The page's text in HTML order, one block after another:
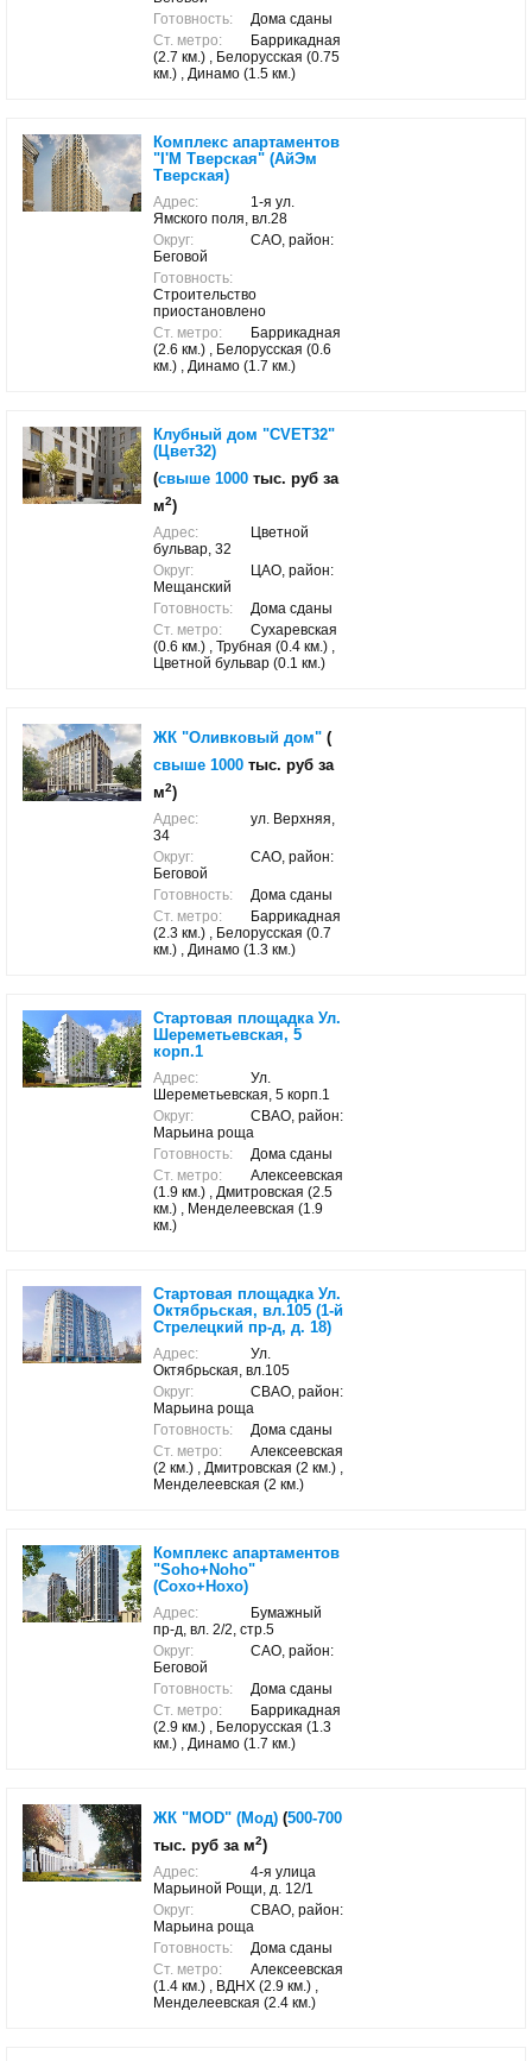
Готовность:
Дома сданы
Ст. метро:
Баррикадная
(2.7 км.) , Белорусская (0.75
км.) , Динамо (1.5 км.)
Комплекс апартаментов
"I'M Тверская" (АйЭм
Тверская)
Адрес:
1-я ул.
Ямского поля, вл.28
Округ:
САО, район:
Беговой
Готовность:
Строительство
приостановлено
Ст. метро:
Баррикадная
(2.6 км.) , Белорусская (0.6
км.) , Динамо (1.7 км.)
Клубный дом "CVET32"
(Цвет32)
(свыше 1000 тыс. руб за
м2)
Адрес:
Цветной
бульвар, 32
Округ:
ЦАО, район:
Мещанский
Готовность:
Дома сданы
Ст. метро:
Сухаревская
(0.6 км.) , Трубная (0.4 км.) ,
Цветной бульвар (0.1 км.)
ЖК "Оливковый дом" (
свыше 1000 тыс. руб за
м2)
Адрес:
ул. Верхняя,
34
Округ:
САО, район:
Беговой
Готовность:
Дома сданы
Ст. метро:
Баррикадная
(2.3 км.) , Белорусская (0.7
км.) , Динамо (1.3 км.)
Стартовая площадка Ул.
Шереметьевская, 5
корп.1
Адрес:
Ул.
Шереметьевская, 5 корп.1
Округ:
СВАО, район:
Марьина роща
Готовность:
Дома сданы
Ст. метро:
Алексеевская
(1.9 км.) , Дмитровская (2.5
км.) , Менделеевская (1.9
км.)
Стартовая площадка Ул.
Октябрьская, вл.105 (1-й
Стрелецкий пр-д, д. 18)
Адрес:
Ул.
Октябрьская, вл.105
Округ:
СВАО, район:
Марьина роща
Готовность:
Дома сданы
Ст. метро:
Алексеевская
(2 км.) , Дмитровская (2 км.) ,
Менделеевская (2 км.)
Комплекс апартаментов
"Soho+Noho"
(Сохо+Нохо)
Адрес:
Бумажный
пр-д, вл. 2/2, стр.5
Округ:
САО, район:
Беговой
Готовность:
Дома сданы
Ст. метро:
Баррикадная
(2.9 км.) , Белорусская (1.3
км.) , Динамо (1.7 км.)
ЖК "MOD" (Мод) (500-700
тыс. руб за м2)
Адрес:
4-я улица
Марьиной Рощи, д. 12/1
Округ:
СВАО, район:
Марьина роща
Готовность:
Дома сданы
Ст. метро:
Алексеевская
(1.4 км.) , ВДНХ (2.9 км.) ,
Менделеевская (2.4 км.)